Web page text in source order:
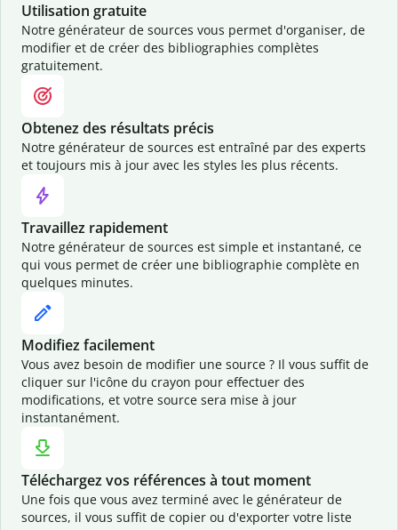
Utilisation gratuite
Notre générateur de sources vous permet d'organiser, de
modifier et de créer des bibliographies complètes
gratuitement.
Obtenez des résultats précis
Notre générateur de sources est entraîné par des experts
et toujours mis à jour avec les styles les plus récents.
Travaillez rapidement
Notre générateur de sources est simple et instantané, ce
qui vous permet de créer une bibliographie complète en
quelques minutes.
Modifiez facilement
Vous avez besoin de modifier une source ? Il vous suffit de
cliquer sur l'icône du crayon pour effectuer des
modifications, et votre source sera mise à jour
instantanément.
Téléchargez vos références à tout moment
Une fois que vous avez terminé avec le générateur de
sources, il vous suffit de copier ou d'exporter votre liste